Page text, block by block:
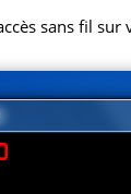
sans fil sur